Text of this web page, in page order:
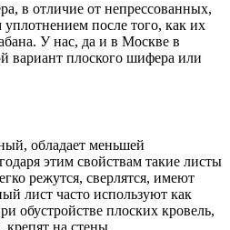
в отличие от непрессованных,
после того, как их
У нас, да и в Москве в
вариант плоского шифера или
обладает меньшей
этим свойствам такие листы
режутся, сверлятся, имеют
лист часто используют как
обустройстве плоских кровель,
крепят на стены.